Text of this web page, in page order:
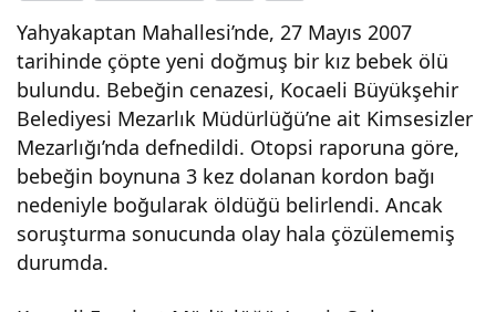
Yahyakaptan Mahallesi’nde, 27 Mayıs 2007
tarihinde çöpte yeni doğmuş bir kız bebek ölü
bulundu. Bebeğin cenazesi, Kocaeli Büyükşehir
Belediyesi Mezarlık Müdürlüğü’ne ait Kimsesizler
Mezarlığı’nda defnedildi. Otopsi raporuna göre,
bebeğin boynuna 3 kez dolanan kordon bağı
nedeniyle boğularak öldüğü belirlendi. Ancak
soruşturma sonucunda olay hala çözülememiş
durumda.
te
ölü
bulu
nan